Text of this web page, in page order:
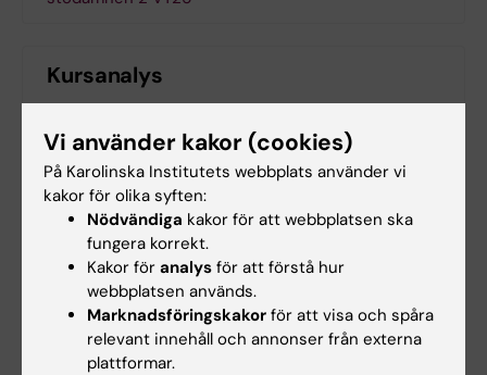
Kursanalys
Kursanalys Odontologiska och Medicinska
stödämnen 2 VT26
(PDF, 261.54 KB)
Kontaktuppgifter
Sofia Jounger
Kursansvarig/examinator
Vi använder kakor (cookies)
På Karolinska Institutets webbplats använder vi
kakor för olika syften:
Nödvändiga kakor för att webbplatsen ska
fungera korrekt.
Kakor för analys för att förstå hur
webbplatsen används.
Marknadsföringskakor för att visa och spåra
relevant innehåll och annonser från externa
plattformar.